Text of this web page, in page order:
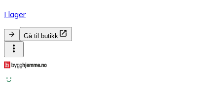
I lager
Gå til butikk